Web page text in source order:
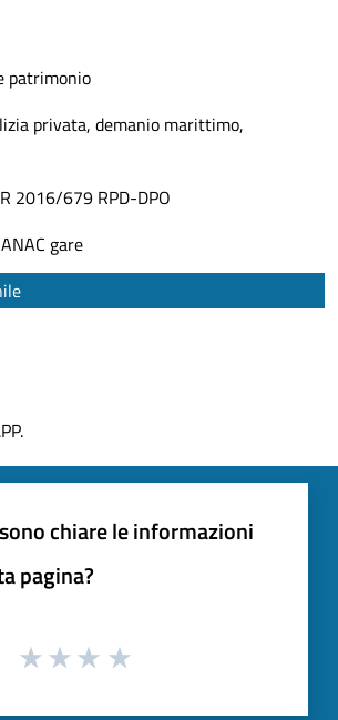
patrimonio
privata, demanio marittimo,
2016/679 RPD-DPO
gare
chiare le informazioni
pagina?